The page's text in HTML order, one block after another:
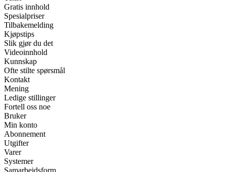
Gratis innhold
Spesialpriser
Tilbakemelding
Kjøpstips
Slik gjør du det
Videoinnhold
Kunnskap
Ofte stilte spørsmål
Kontakt
Mening
Ledige stillinger
Fortell oss noe
Bruker
Min konto
Abonnement
Utgifter
Varer
Systemer